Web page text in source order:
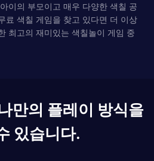
이의 부모이고 매우 다양한 색칠 공
료 색칠 게임을 찾고 있다면 더 이상
최고의 재미있는 색칠놀이 게임 중
만의 플레이 방식을
있습니다.